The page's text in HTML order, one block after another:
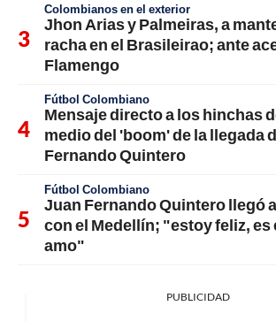
Colombianos en el exterior
Jhon Arias y Palmeiras, a
racha en el Brasileirao; ante
Flamengo
Fútbol Colombiano
Mensaje directo a los hinchas
medio del 'boom' de la llegada
Fernando Quintero
Fútbol Colombiano
Juan Fernando Quintero llegó
con el Medellín; "estoy feliz, es
amo"
PUBLICIDAD